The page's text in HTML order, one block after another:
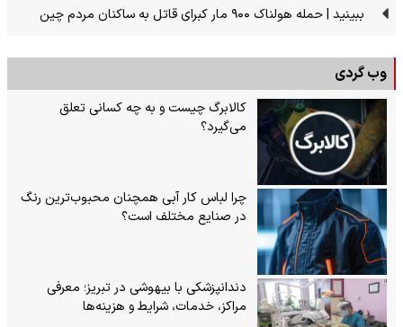
ببینید | حمله هولناک ۹۰۰ مار کبرای قاتل به ساکنان مردم چین
وب گردی
کالابرگ چیست و به چه کسانی تعلق
می‌گیرد؟
چرا لباس کار آبی همچنان محبوب‌ترین رنگ
در صنایع مختلف است؟
دندانپزشکی با بیهوشی در تبریز؛ معرفی
مراکز، خدمات، شرایط و هزینه‌ها